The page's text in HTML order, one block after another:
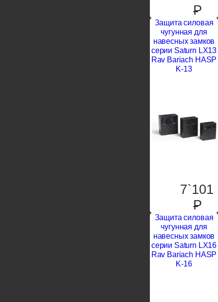
P
Защита силовая
чугунная для
навесных замков
серии Saturn LX13
Rav Bariach HASP
K-13
7`101
P
Защита силовая
чугунная для
навесных замков
серии Saturn LX16
Rav Bariach HASP
K-16